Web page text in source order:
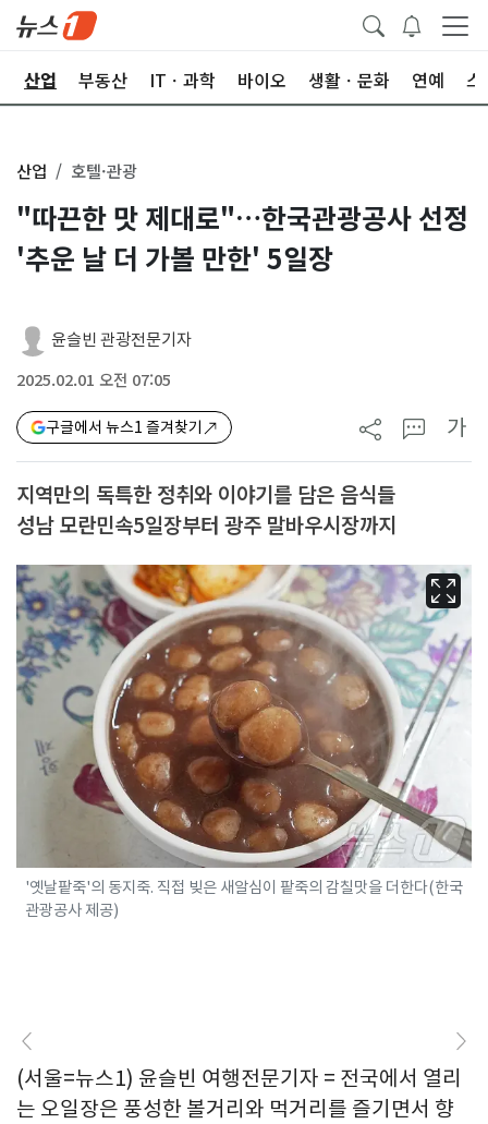
산업 부동산 ITㆍ과학 바이오 생활ㆍ문화 연예 스
산업 호텔·관광
"따끈한 맛 제대로"…한국관광공사 선정
'추운 날 더 가볼 만한' 5일장
윤슬빈 관광전문기자
2025.02.01 오전 07:05
구글에서 뉴스1 즐겨찾기 가
지역만의 독특한 정취와 이야기를 담은 음식들
성남 모란민속5일장부터 광주 말바우시장까지
'옛날팥죽'의 동지죽. 직접 빚은 새알심이 팥죽의 감칠맛을 더한다(한국
관광공사 제공)
(서울=뉴스1) 윤슬빈 여행전문기자 = 전국에서 열리
는 오일장은 풍성한 볼거리와 먹거리를 즐기면서 향